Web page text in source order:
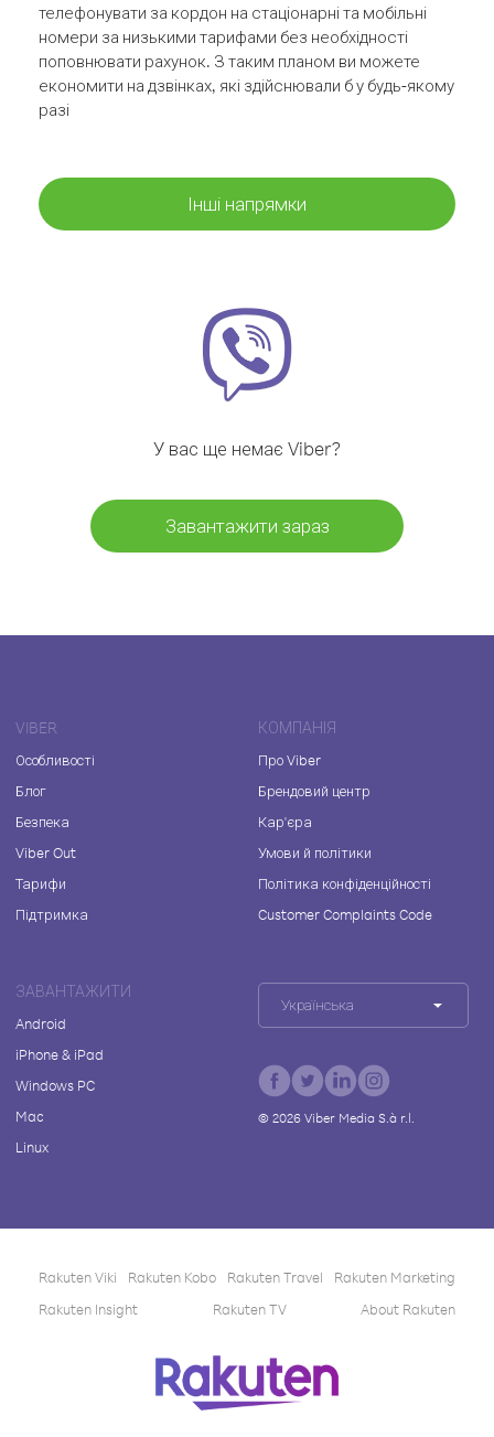
телефонувати за кордон на стаціонарні та мобільні
номери за низькими тарифами без необхідності
поповнювати рахунок. З таким планом ви можете
економити на дзвінках, які здійснювали б у будь-якому
разі
Інші напрямки
У вас ще немає Viber?
Завантажити зараз
VIBER
Особливості
Блог
Безпека
Viber Out
Тарифи
Підтримка
КОМПАНІЯ
Про Viber
Брендовий центр
Кар'єра
Умови й політики
Політика конфіденційності
Customer Complaints Code
ЗАВАНТАЖИТИ
Android
iPhone & iPad
Windows PC
Mac
Linux
Українська
© 2026Viber Media S.à r.l.
Rakuten Viki Rakuten Kobo Rakuten Travel
Rakuten Marketing
Rakuten Insight
Rakuten TV About Rakuten